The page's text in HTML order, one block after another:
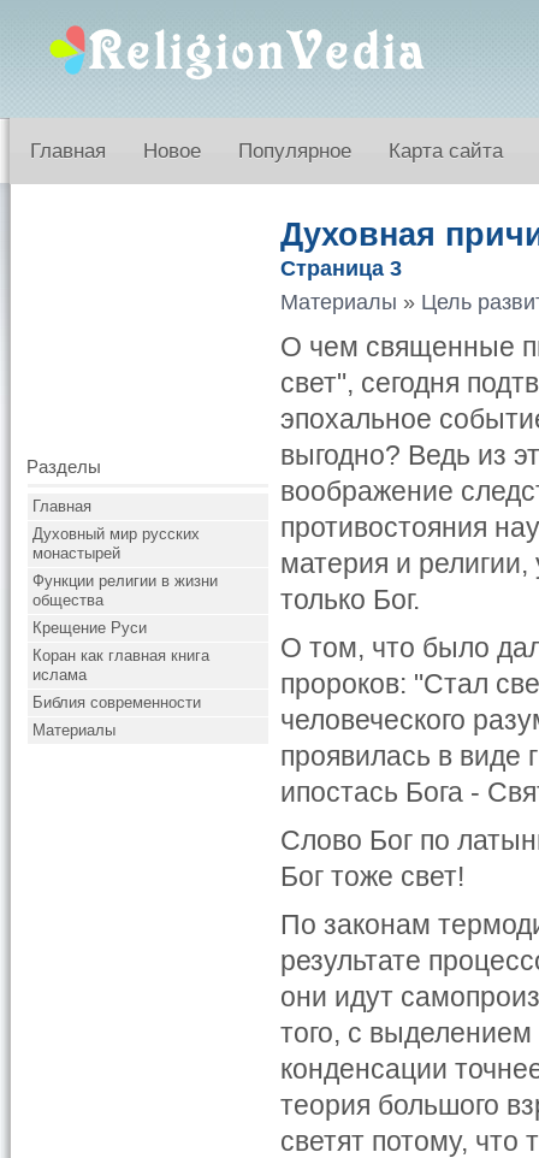
Главная Новое Популярное Карта сайта
Разделы
Главная
Духовный мир русских
монастырей
Функции религии в жизни
общества
Крещение Руси
Коран как главная книга
ислама
Библия современности
Материалы
Духовная
Страница 3
Материалы » Цель
О чем священные
свет", сегодня
эпохальное
выгодно? Ведь из
воображение
противостояния
материя и
только Бог.
О том, что было
пророков: "Стал
человеческого
проявилась в виде
ипостась Бога -
Слово Бог по
Бог тоже свет!
По законам
результате
они идут
того, с
конденсации
теория большого
светят потому, что